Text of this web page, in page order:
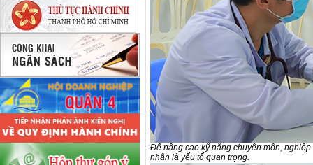
Để nâng cao kỹ năng chuyên môn,
nhân là yếu tố quan trọng.